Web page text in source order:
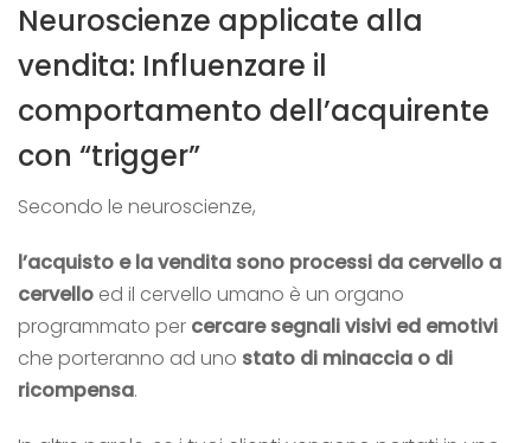
Neuroscienze applicate alla
vendita: Influenzare il
comportamento dell’acquirente
con “trigger”
Secondo le neuroscienze,
l’acquisto e la vendita sono processi da cervello a
cervello ed il cervello umano è un organo
programmato per cercare segnali visivi ed emotivi
che porteranno ad uno stato di minaccia o di
ricompensa.